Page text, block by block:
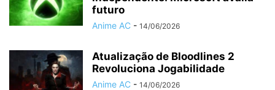
futuro
Anime AC - 14/06/2026
Atualização de Bloodlines 2
Revoluciona Jogabilidade
Anime AC - 14/06/2026